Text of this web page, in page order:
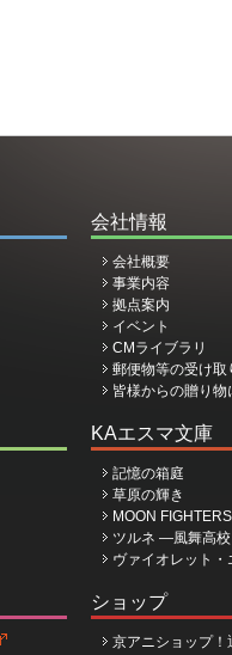
会社情報
会社概要
事業内容
拠点案内
イベント
CMライブラリ
郵便物等の受け取
皆様からの贈り
KAエスマ文庫
記憶の箱庭
草原の輝き
MOON
ツルネ ―風舞高
ヴァイオレット
ショップ
京アニショップ！